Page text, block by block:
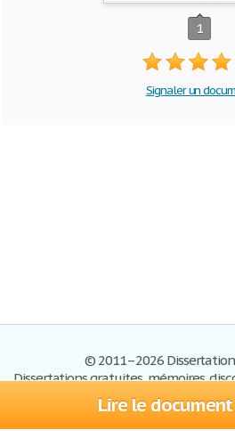
Lire le
1
Signaler un
© 2011–2026
Dissertations gratuites, mémoires,